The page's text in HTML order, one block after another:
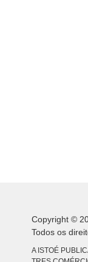
Copyright ©
Todos os
A ISTOÉ